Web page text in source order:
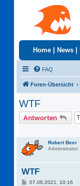
Home News
FAQ
Foren-Übersicht
WTF
Antworten
Robert Beer
Administrator
WTF
B07.06.2021, 10:16